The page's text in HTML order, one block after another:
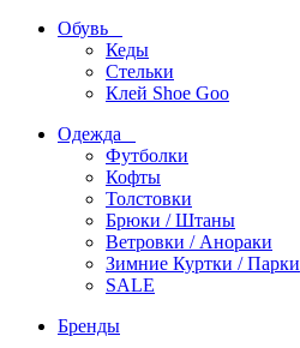
Обувь
Кеды
Стельки
Клей Shoe Goo
Одежда
Футболки
Кофты
Толстовки
Брюки / Штаны
Ветровки / Анораки
Зимние Куртки / Парки
SALE
Бренды